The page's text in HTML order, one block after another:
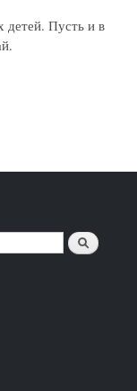
детей. Пусть и в
Поиск